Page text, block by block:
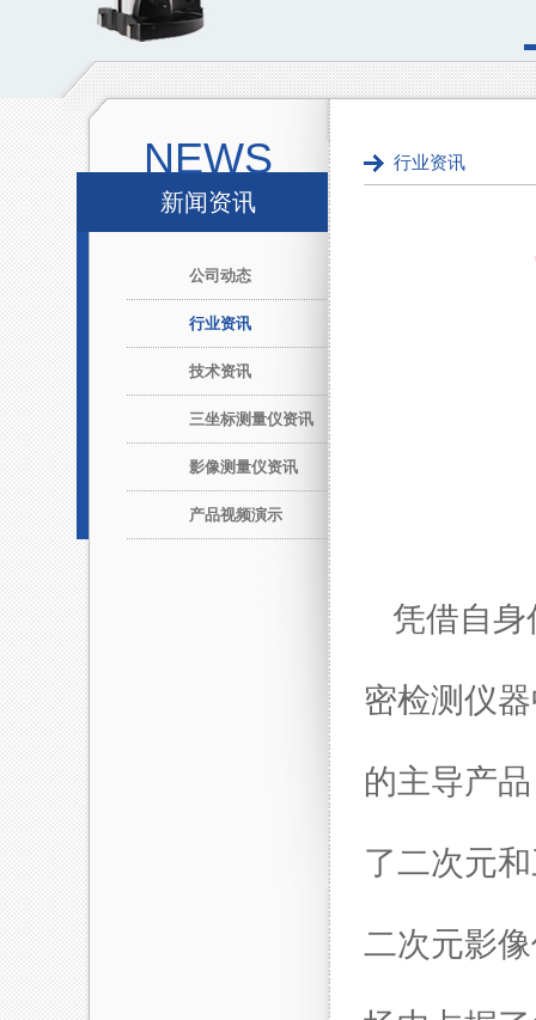
NEWS
新闻资讯
公司动态
行业资讯
技术资讯
三坐标测量仪资讯
影像测量仪资讯
产品视频演示
行业资讯
凭借自
密检测仪
的主导产
了二次元
二次元影